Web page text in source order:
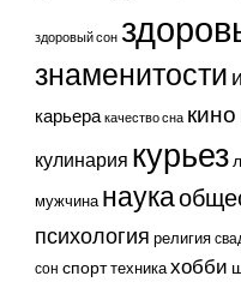
здоровый сон
знаменитости
карьера качество сна кино
кулинария курьез
мужчина наука
психология религия
сон спорттехникахобби